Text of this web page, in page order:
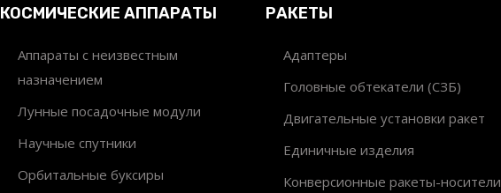
КОСМИЧЕСКИЕ АППАРАТЫ
Аппараты с неизвестным
назначением
Лунные посадочные модули
Научные спутники
Орбитальные буксиры
РАКЕТЫ
Адаптеры
Головные обтекатели (СЗБ)
Двигательные установки ракет
Единичные изделия
Конверсионные ракеты-носители